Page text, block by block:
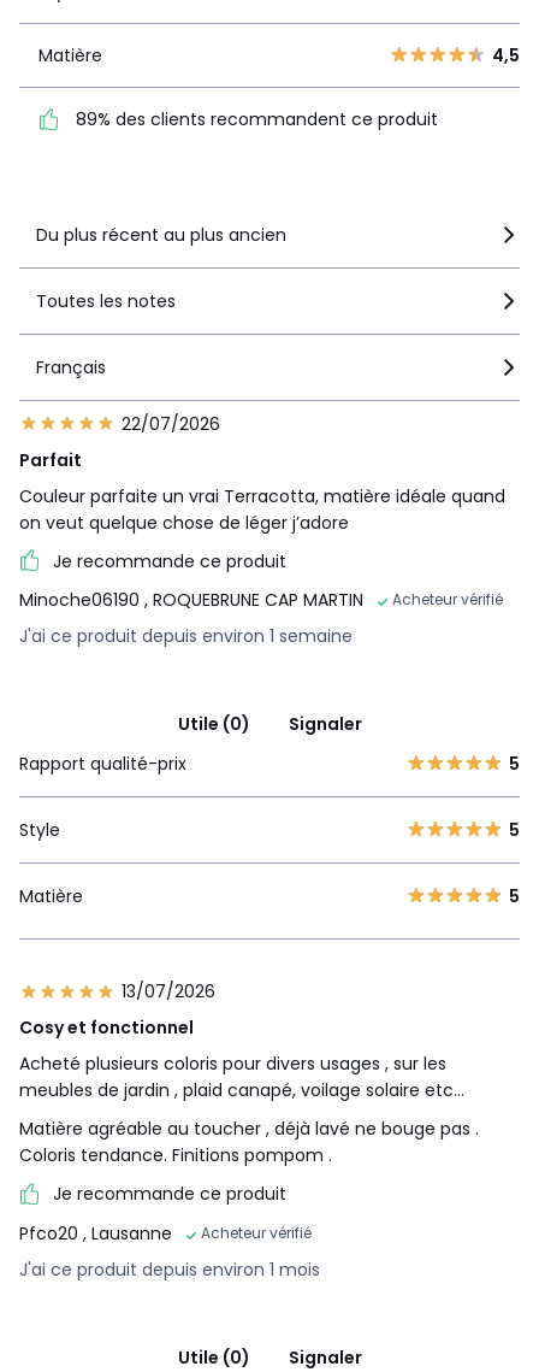
1 6
recommandent ce produit
Matière 4,5
89% des clients recommandent ce produit
Du plus récent au plus ancien
Toutes les notes
Français
22/07/2026
Parfait
Couleur parfaite un vrai Terracotta, matière idéale quand
on veut quelque chose de léger j’adore
Je recommande ce produit
Minoche06190 , ROQUEBRUNE CAP MARTIN Acheteur vérifié
J'ai ce produit depuis environ 1 semaine
Utile (0)
Signaler
Rapport qualité-prix
5
Style 5
Matière 5
13/07/2026
Cosy et fonctionnel
Acheté plusieurs coloris pour divers usages , sur les
meubles de jardin , plaid canapé, voilage solaire etc...
Matière agréable au toucher , déjà lavé ne bouge pas .
Coloris tendance. Finitions pompom .
Je recommande ce produit
Pfco20 , Lausanne Acheteur vérifié
J'ai ce produit depuis environ 1 mois
Utile (0)
Signaler